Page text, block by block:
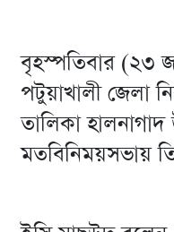
বৃহস্পতিবার (২৩
পটুয়াখালী জেলা
তালিকা
মতবিনিময়সভায়